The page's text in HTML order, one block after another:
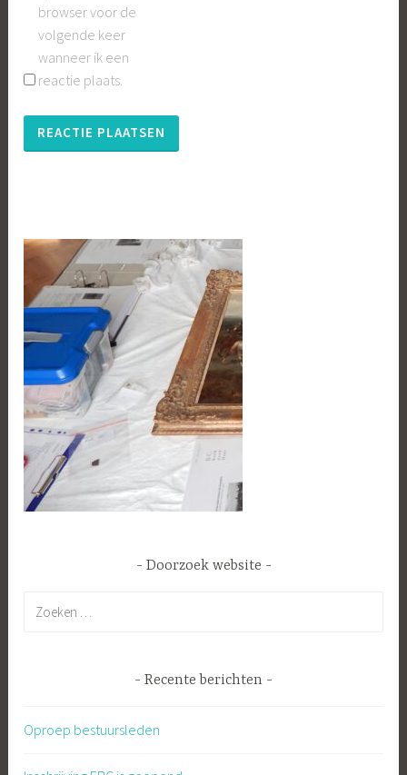
browser voor de
volgende keer
wanneer ik een
reactie plaats.
Doorzoek website
Recente berichten
Oproep bestuursleden